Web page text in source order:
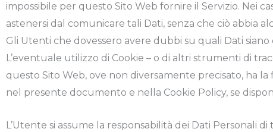
impossibile per questo Sito Web fornire il Servizio. Nei
astenersi dal comunicare tali Dati, senza che ciò abbia
Gli Utenti che dovessero avere dubbi su quali Dati
L’eventuale utilizzo di Cookie – o di altri strumenti di
questo Sito Web, ove non diversamente precisato, ha
nel presente documento e nella Cookie Policy, se
L’Utente si assume la responsabilità dei Dati Personali